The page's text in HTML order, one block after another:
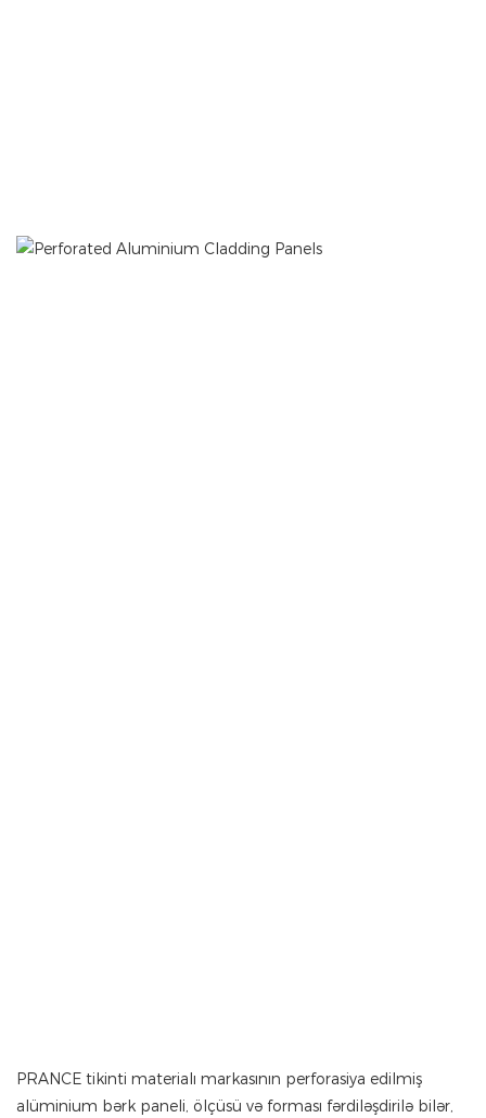
PRANCE tikinti materialı markasının perforasiya edilmiş
alüminium bərk paneli, ölçüsü və forması fərdiləşdirilə bilər,